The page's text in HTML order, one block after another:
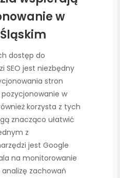
w
dostęp do
SEO jest niezbędny
stron
w
korzysta z tych
znacząco ułatwić
z
jest Google
na monitorowanie
zachowań